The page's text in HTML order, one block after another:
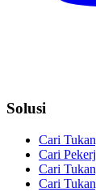
Solusi
Cari
Cari
Cari
Cari